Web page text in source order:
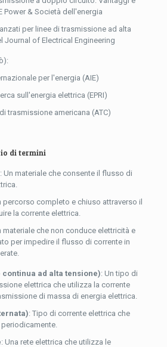
Power & Società dell'energia
per linee di trasmissione ad alta
Journal of Electrical Engineering
per l'energia (AIE)
sull'energia elettrica (EPRI)
trasmissione americana (ATC)
di termini
: Un materiale che consente il flusso di
percorso completo e chiuso attraverso il
la corrente elettrica.
materiale che non conduce elettricità e
per impedire il flusso di corrente in
continua ad alta tensione): Un tipo di
elettrica che utilizza la corrente
di massa di energia elettrica.
: Tipo di corrente elettrica che
: Una rete elettrica che utilizza le